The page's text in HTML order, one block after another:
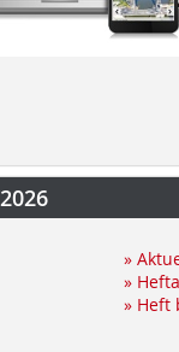
»
»
» Heft